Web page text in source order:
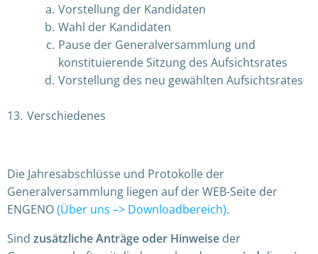
Vorstellung der Kandidaten
Wahl der Kandidaten
Pause der Generalversammlung und
konstituierende Sitzung des Aufsichtsrates
Vorstellung des neu gewählten Aufsichtsrates
Verschiedenes
Die Jahresabschlüsse und Protokolle der
Generalversammlung liegen auf der WEB-Seite der
ENGENO(Über uns –> Downloadbereich).
Sind zusätzliche Anträge oder Hinweise der